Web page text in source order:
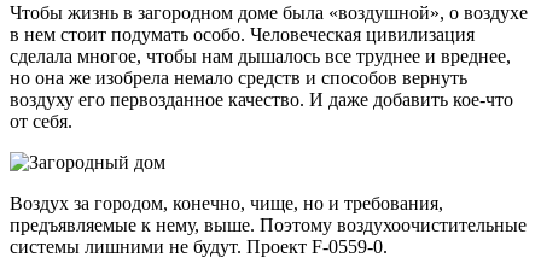
Чтобы жизнь в загородном доме была «воздушной», о воздухе
в нем стоит подумать особо. Человеческая цивилизация
сделала многое, чтобы нам дышалось все труднее и вреднее,
но она же изобрела немало средств и способов вернуть
воздуху его первозданное качество. И даже добавить кое-что
от себя.
Воздух за городом, конечно, чище, но и требования,
предъявляемые к нему, выше. Поэтому воздухоочистительные
системы лишними не будут. Проект F-0559-0.